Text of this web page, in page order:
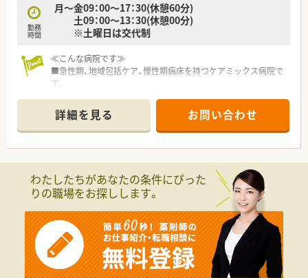
勤務
時間
月～金09：00～17：30(休憩60分)
土09：00～13：30(休憩00分)
※土曜日は交代制
≪こんな病院です≫
■急性期、地域包括ケア、慢性期病床を持つケアミックス病院で
す。
て、全国でも数少ない小児整形外科疾患の治療・手術に対応して
いることが特徴です。
■グループ内のリハビリテーション専門病院、介護施設、訪問看
護ステーションと連携し在宅復帰のサポートも行っています。
■入院患者様の調剤、監査、服薬指導 ※外来は院外処方
■注射セットまで（混注なし）
■医薬品管理、医薬品情報管理
■各種委員会
≪こんな方にお勧め≫
■病院薬剤師の経験を生かしてスキルアップしたい方
詳細を見る お問い合わせ
わたしたちがあなたの条件にぴった
りの職場をお探しします。